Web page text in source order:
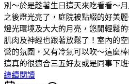
別～於是趁著生日這天來吃看看～
之後燈光亮了，庭院被點綴的好美
燈光環境及大大的月亮，悠閒輕鬆
肌肉及神經也跟著放鬆了！室內的
營的氛圍，又有冷氣可以吹～這麼
這真的很適合三五好友或是同事下班
繼續閱讀